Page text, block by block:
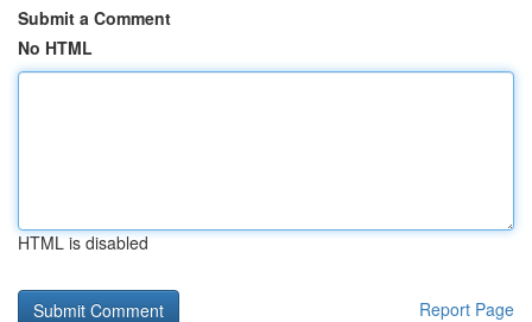
Submit a Comment
No HTML
HTML is disabled
Report Page